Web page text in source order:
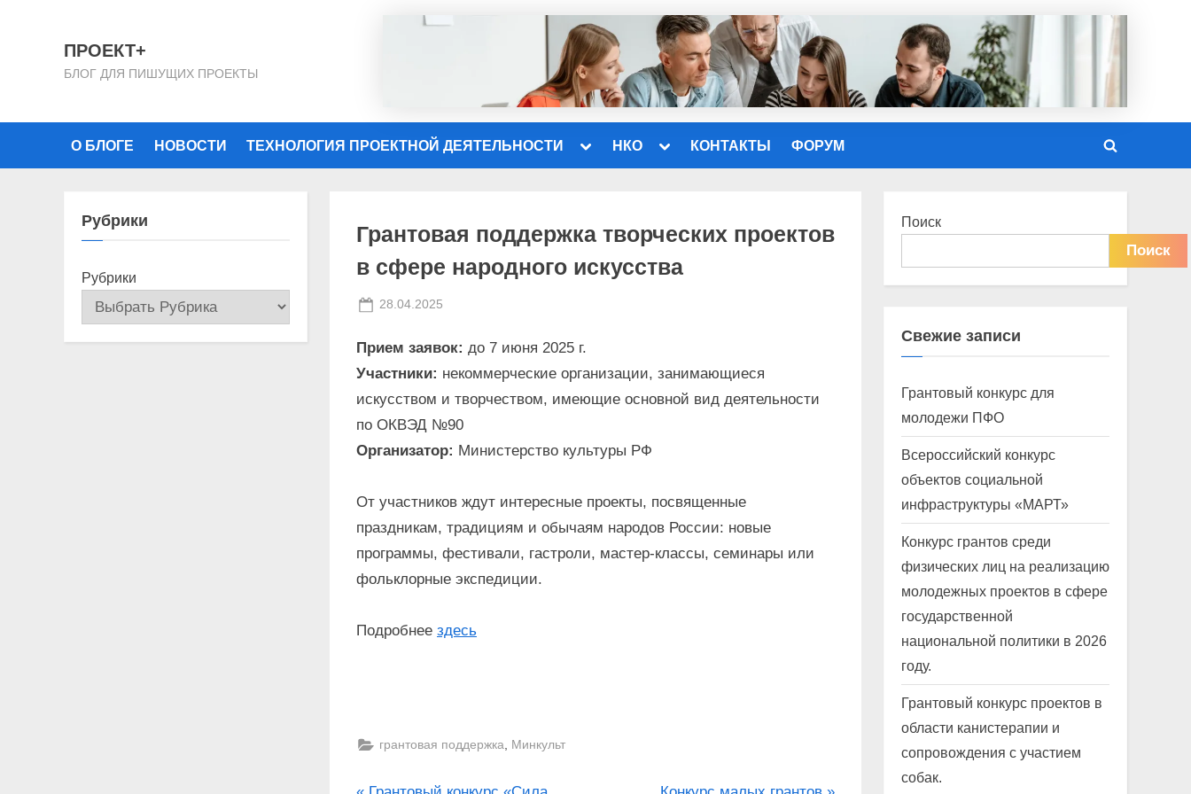
ПРОЕКТ+
БЛОГ ДЛЯ ПИШУЩИХ ПРОЕКТЫ
О БЛОГЕ НОВОСТИ ТЕХНОЛОГИЯ ПРОЕКТНОЙ ДЕЯТЕЛЬНОСТИ
ToggleНКО
ToggleКОНТАКТЫ ФОРУМ
Toggle
Грантовая поддержка творческих проектов
в сфере народного искусства
Posted
28.04.2025
Прием заявок: до 7 июня 2025 г.
Участники: некоммерческие организации, занимающиеся
искусством и творчеством, имеющие основной вид деятельности
по ОКВЭД №90
Организатор: Министерство культуры РФ
От участников ждут интересные проекты, посвященные
праздникам, традициям и обычаям народов России: новые
программы, фестивали, гастроли, мастер-классы, семинары или
фольклорные экспедиции.
Подробнее здесь
грантовая поддержка Минкульт
Рубрики
Рубрики
Поиск
Поиск
Свежие записи
Грантовый конкурс для
молодежи ПФО
Всероссийский конкурс
объектов социальной
инфраструктуры «МАРТ»
Конкурс грантов среди
физических лиц на реализацию
молодежных проектов в сфере
государственной
национальной политики в 2026
году.
Грантовый конкурс проектов в
области канистерапии и
сопровождения с участием
собак.